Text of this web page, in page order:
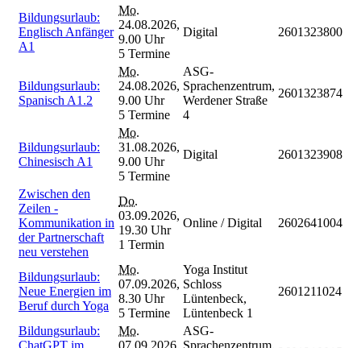
Bildungsurlaub:
Englisch Anfänger
A1
Mo.
24.08.2026,
9.00 Uhr
5 Termine
Digital 2601323800
Bildungsurlaub:
Spanisch A1.2
Mo.
24.08.2026,
9.00 Uhr
5 Termine
ASG-
Sprachenzentrum,
Werdener Straße
4
2601323874
Bildungsurlaub:
Chinesisch A1
Mo.
31.08.2026,
9.00 Uhr
5 Termine
Digital 2601323908
Zwischen den
Zeilen -
Kommunikation in
der Partnerschaft
neu verstehen
Do.
03.09.2026,
19.30 Uhr
1 Termin
Online / Digital 2602641004
Bildungsurlaub:
Neue Energien im
Beruf durch Yoga
Mo.
07.09.2026,
8.30 Uhr
5 Termine
Yoga Institut
Schloss
Lüntenbeck,
Lüntenbeck 1
2601211024
Bildungsurlaub:
ChatGPT im
Mo.
07.09.2026,
ASG-
Sprachenzentrum,